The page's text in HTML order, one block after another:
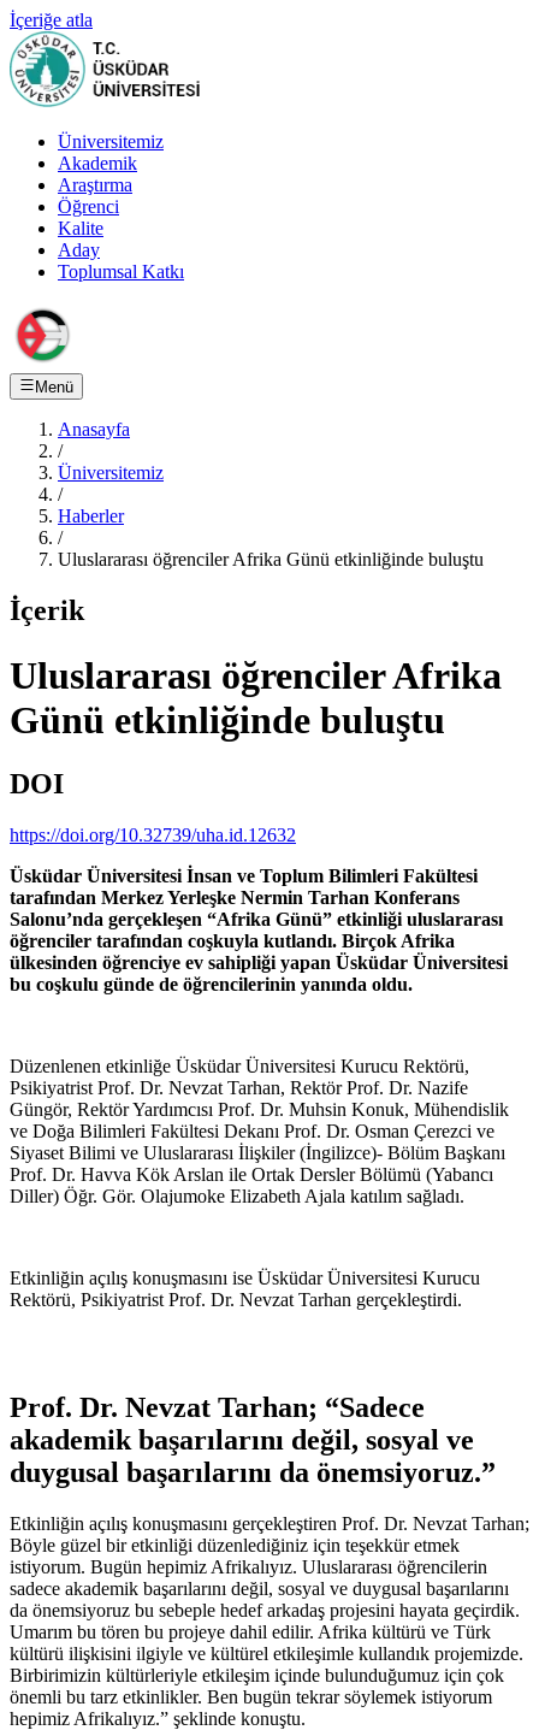
İçeriğe atla
Üniversitemiz
Akademik
Araştırma
Öğrenci
Kalite
Aday
Toplumsal Katkı
Menü
Anasayfa
/
Üniversitemiz
/
Haberler
/
Uluslararası öğrenciler Afrika Günü etkinliğinde buluştu
İçerik
Uluslararası öğrenciler Afrika
Günü etkinliğinde buluştu
DOI
https://doi.org/10.32739/uha.id.12632
Üsküdar Üniversitesi İnsan ve Toplum Bilimleri Fakültesi
tarafından Merkez Yerleşke Nermin Tarhan Konferans
Salonu’nda gerçekleşen “Afrika Günü” etkinliği uluslararası
öğrenciler tarafından coşkuyla kutlandı. Birçok Afrika
ülkesinden öğrenciye ev sahipliği yapan Üsküdar Üniversitesi
bu coşkulu günde de öğrencilerinin yanında oldu.
Düzenlenen etkinliğe Üsküdar Üniversitesi Kurucu Rektörü,
Psikiyatrist Prof. Dr. Nevzat Tarhan, Rektör Prof. Dr. Nazife
Güngör, Rektör Yardımcısı Prof. Dr. Muhsin Konuk, Mühendislik
ve Doğa Bilimleri Fakültesi Dekanı Prof. Dr. Osman Çerezci ve
Siyaset Bilimi ve Uluslararası İlişkiler (İngilizce)- Bölüm Başkanı
Prof. Dr. Havva Kök Arslan ile Ortak Dersler Bölümü (Yabancı
Diller) Öğr. Gör. Olajumoke Elizabeth Ajala katılım sağladı.
Etkinliğin açılış konuşmasını ise Üsküdar Üniversitesi Kurucu
Rektörü, Psikiyatrist Prof. Dr. Nevzat Tarhan gerçekleştirdi.
Prof. Dr. Nevzat Tarhan; “Sadece
akademik başarılarını değil, sosyal ve
duygusal başarılarını da önemsiyoruz.”
Etkinliğin açılış konuşmasını gerçekleştiren Prof. Dr. Nevzat Tarhan;
Böyle güzel bir etkinliği düzenlediğiniz için teşekkür etmek
istiyorum. Bugün hepimiz Afrikalıyız. Uluslararası öğrencilerin
sadece akademik başarılarını değil, sosyal ve duygusal başarılarını
da önemsiyoruz bu sebeple hedef arkadaş projesini hayata geçirdik.
Umarım bu tören bu projeye dahil edilir. Afrika kültürü ve Türk
kültürü ilişkisini ilgiyle ve kültürel etkileşimle kullandık projemizde.
Birbirimizin kültürleriyle etkileşim içinde bulunduğumuz için çok
önemli bu tarz etkinlikler. Ben bugün tekrar söylemek istiyorum
hepimiz Afrikalıyız.” şeklinde konuştu.